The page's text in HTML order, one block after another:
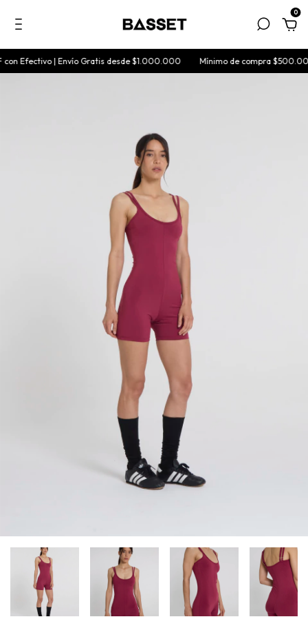
0
Efectivo | Envío Gratis desde $1.000.000 Mínimo de compra